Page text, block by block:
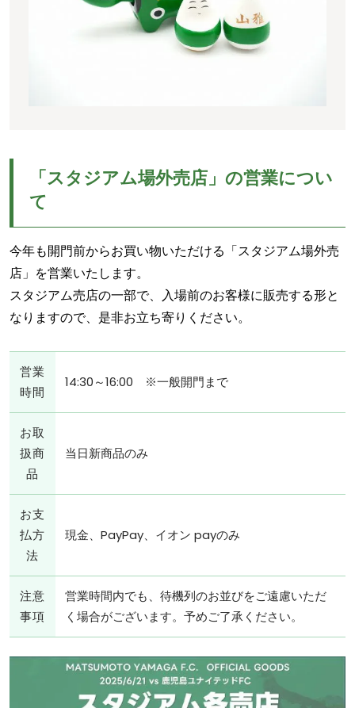
「スタジアム場外売店」の営業につい
て
今年も開門前からお買い物いただける「スタジアム場外売
店」を営業いたします。
スタジアム売店の一部で、入場前のお客様に販売する形と
なりますので、是非お立ち寄りください。
営業
時間
14:30～16:00 ※一般開門まで
お取
扱商
品
当日新商品のみ
お支
払方
法
現金、PayPay、イオン payのみ
注意
事項
営業時間内でも、待機列のお並びをご遠慮いただ
く場合がございます。予めご了承ください。